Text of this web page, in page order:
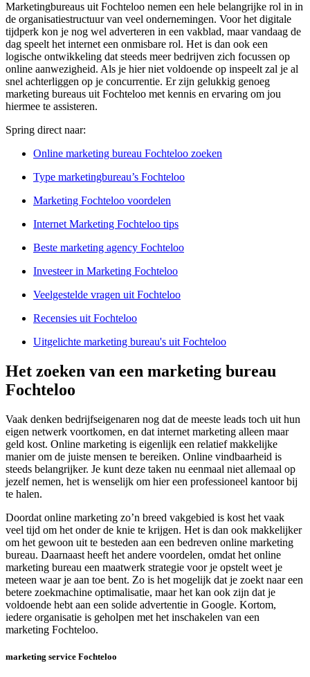
Marketingbureaus uit Fochteloo nemen een hele belangrijke rol in in
de organisatiestructuur van veel ondernemingen. Voor het digitale
tijdperk kon je nog wel adverteren in een vakblad, maar vandaag de
dag speelt het internet een onmisbare rol. Het is dan ook een
logische ontwikkeling dat steeds meer bedrijven zich focussen op
online aanwezigheid. Als je hier niet voldoende op inspeelt zal je al
snel achterliggen op je concurrentie. Er zijn gelukkig genoeg
marketing bureaus uit Fochteloo met kennis en ervaring om jou
hiermee te assisteren.
Spring direct naar:
Online marketing bureau Fochteloo zoeken
Type marketingbureau’s Fochteloo
Marketing Fochteloo voordelen
Internet Marketing Fochteloo tips
Beste marketing agency Fochteloo
Investeer in Marketing Fochteloo
Veelgestelde vragen uit Fochteloo
Recensies uit Fochteloo
Uitgelichte marketing bureau's uit Fochteloo
Het zoeken van een marketing bureau
Fochteloo
Vaak denken bedrijfseigenaren nog dat de meeste leads toch uit hun
eigen netwerk voortkomen, en dat internet marketing alleen maar
geld kost. Online marketing is eigenlijk een relatief makkelijke
manier om de juiste mensen te bereiken. Online vindbaarheid is
steeds belangrijker. Je kunt deze taken nu eenmaal niet allemaal op
jezelf nemen, het is wenselijk om hier een professioneel kantoor bij
te halen.
Doordat online marketing zo’n breed vakgebied is kost het vaak
veel tijd om het onder de knie te krijgen. Het is dan ook makkelijker
om het gewoon uit te besteden aan een bedreven online marketing
bureau. Daarnaast heeft het andere voordelen, omdat het online
marketing bureau een maatwerk strategie voor je opstelt weet je
meteen waar je aan toe bent. Zo is het mogelijk dat je zoekt naar een
betere zoekmachine optimalisatie, maar het kan ook zijn dat je
voldoende hebt aan een solide advertentie in Google. Kortom,
iedere organisatie is geholpen met het inschakelen van een
marketing Fochteloo.
marketing service Fochteloo